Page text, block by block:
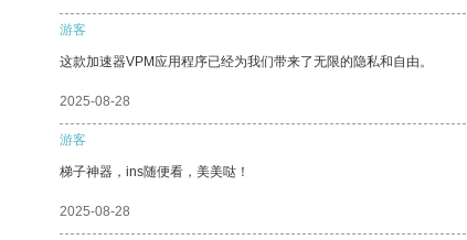
游客
这款加速器VPM应用程序已经为我们带来了无限的隐私和自由。
2025-08-28
游客
梯子神器，ins随便看，美美哒！
2025-08-28